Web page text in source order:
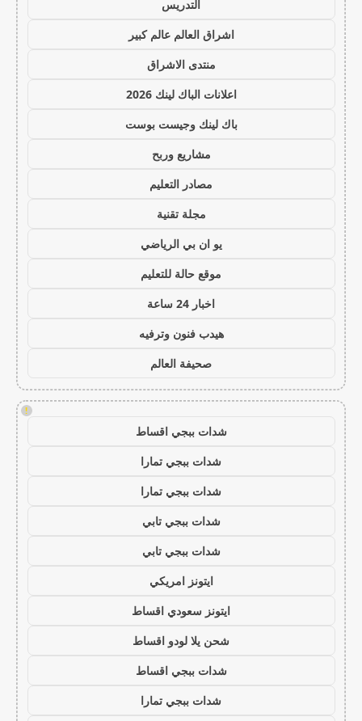
التدريس
اشراق العالم عالم كبير
منتدى الاشراق
اعلانات الباك لينك 2026
باك لينك وجيست بوست
مشاريع وربح
مصادر التعليم
مجلة تقنية
يو ان بي الرياضي
موقع حالة للتعليم
اخبار 24 ساعة
هيدب فنون وترفيه
صحيفة العالم
!
شدات ببجي اقساط
شدات ببجي تمارا
شدات ببجي تمارا
شدات ببجي تابي
شدات ببجي تابي
ايتونز امريكي
ايتونز سعودي اقساط
شحن يلا لودو اقساط
شدات ببجي اقساط
شدات ببجي تمارا